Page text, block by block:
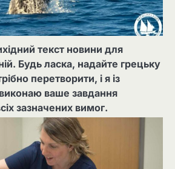
текст новини для
Будь ласка, надайте грецьку
перетворити, і я із
ваше завдання
зазначених вимог.